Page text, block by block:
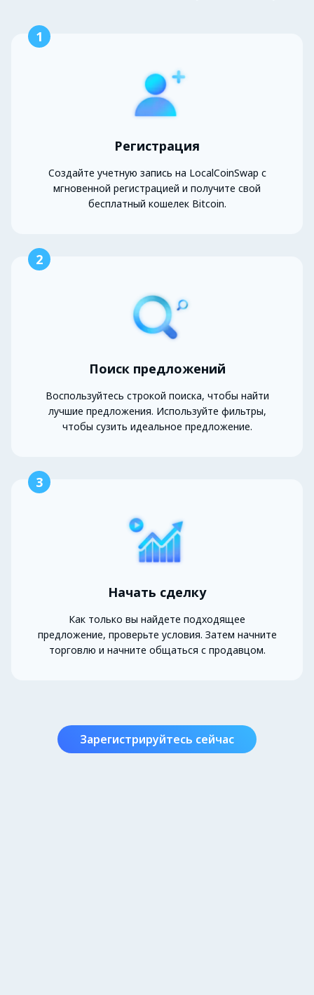
1
Регистрация
Создайте учетную запись на LocalCoinSwap с
мгновенной регистрацией и получите свой
бесплатный кошелек Bitcoin.
2
Поиск предложений
Воспользуйтесь строкой поиска, чтобы найти
лучшие предложения. Используйте фильтры,
чтобы сузить идеальное предложение.
3
Начать сделку
Как только вы найдете подходящее
предложение, проверьте условия. Затем начните
торговлю и начните общаться с продавцом.
Зарегистрируйтесь сейчас